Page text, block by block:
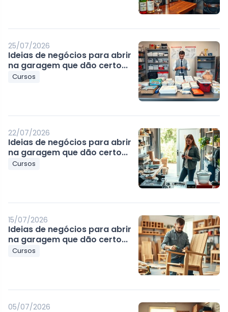
25/07/2026
Ideias de negócios para abrir
na garagem que dão certo...
Cursos
22/07/2026
Ideias de negócios para abrir
na garagem que dão certo...
Cursos
15/07/2026
Ideias de negócios para abrir
na garagem que dão certo...
Cursos
05/07/2026